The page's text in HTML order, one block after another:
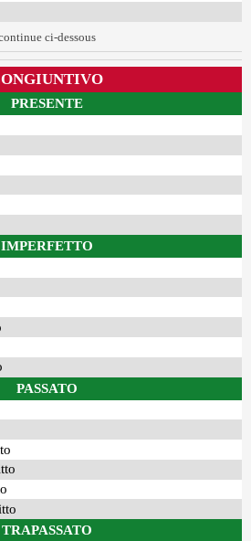
ci-dessous
PRESENTE
IMPERFETTO
PASSATO
TRAPASSATO